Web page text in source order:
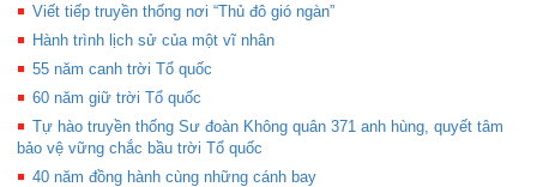
Viết tiếp truyền thống nơi “Thủ đô gió ngàn”
Hành trình lịch sử của một vĩ nhân
55 năm canh trời Tổ quốc
60 năm giữ trời Tổ quốc
Tự hào truyền thống Sư đoàn Không quân 371 anh hùng, quyết tâm
bảo vệ vững chắc bầu trời Tổ quốc
40 năm đồng hành cùng những cánh bay